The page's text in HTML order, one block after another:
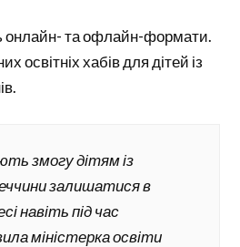
онлайн- та офлайн-формати.
освітніх хабів для дітей із
змогу дітям із
залишатися в
навіть під час
міністерка освіти